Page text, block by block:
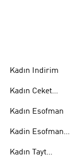
Kadın Indirim
Kadın Ceket
Kadın Esofman
Kadin Esofman
Kadın Tayt